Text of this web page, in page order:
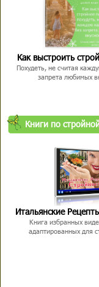
Как выстроить
Похудеть, не считая
запрета любимых
Книги по
Итальянские
Книга избранных
адаптированных для